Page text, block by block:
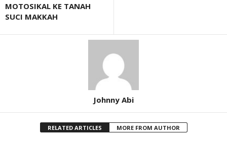
MOTOSIKAL KE TANAH
SUCI MAKKAH
Johnny Abi
RELATED ARTICLES MORE FROM AUTHOR